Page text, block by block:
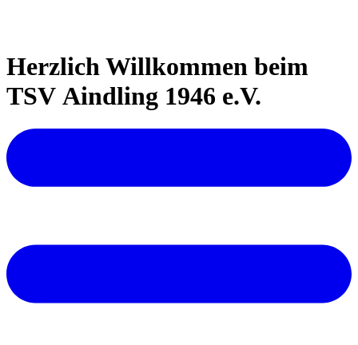
Herzlich Willkommen beim
TSV Aindling 1946 e.V.